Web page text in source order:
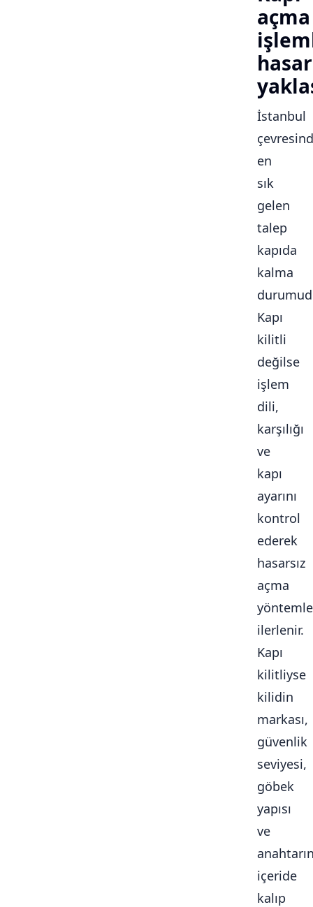
açma
İstanbul
en
sık
gelen
talep
kapıda
kalma
Kapı
kilitli
değilse
işlem
dili,
karşılığı
ve
kapı
ayarını
kontrol
ederek
hasarsız
açma
ilerlenir.
Kapı
kilitliyse
kilidin
markası,
güvenlik
seviyesi,
göbek
yapısı
ve
içeride
kalıp